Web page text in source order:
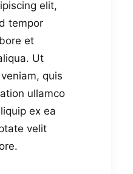
elit,
tempor
et
Ut
quis
ullamco
ex ea
velit